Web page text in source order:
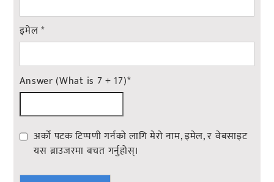
इमेल*
Answer (What is 7 + 17)*
अर्को पटक टिप्पणी गर्नको लागि मेरो नाम, इमेल, र वेबसाइट
यस ब्राउजरमा बचत गर्नुहोस्।